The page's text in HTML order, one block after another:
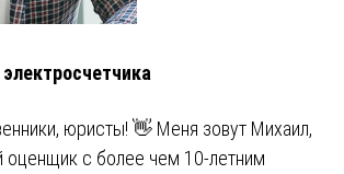
юристы! 👋 Меня зовут Михаил,
оценщик с более чем 10-летним